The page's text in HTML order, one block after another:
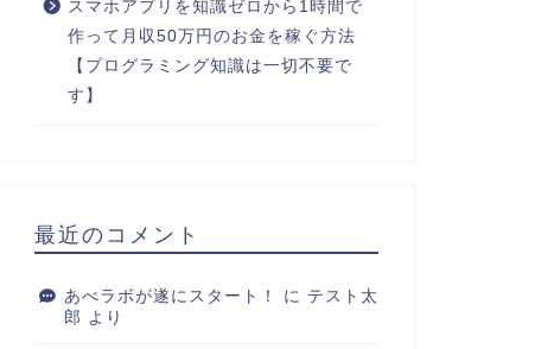
スマホアプリを知識ゼロから1時間で
作って月収50万円のお金を稼ぐ方法
【プログラミング知識は一切不要で
す】
最近のコメント
あべラボが遂にスタート！ に テスト太
郎 より